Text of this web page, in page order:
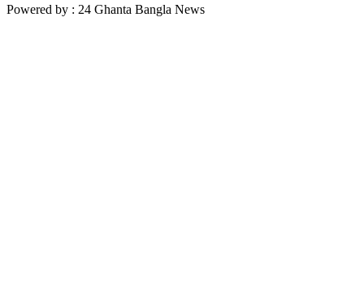
Powered by : 24 Ghanta Bangla News